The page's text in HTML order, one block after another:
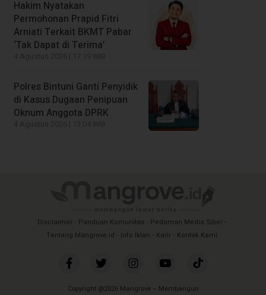
Hakim Nyatakan
Permohonan Prapid Fitri
Arniati Terkait BKMT Pabar
‘Tak Dapat di Terima’
Polres Bintuni Ganti Penyidik
di Kasus Dugaan Penipuan
Oknum Anggota DPRK
Disclaimer Panduan Komunitas
Pedoman Media Siber
Tentang Mangrove.id
Info Iklan Karir Kontak Kami
Copyright @2026 Mangrove – Membangun